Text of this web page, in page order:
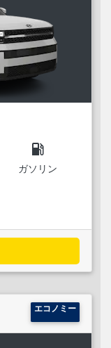
local_gas_station
ガソリン
エコノミー